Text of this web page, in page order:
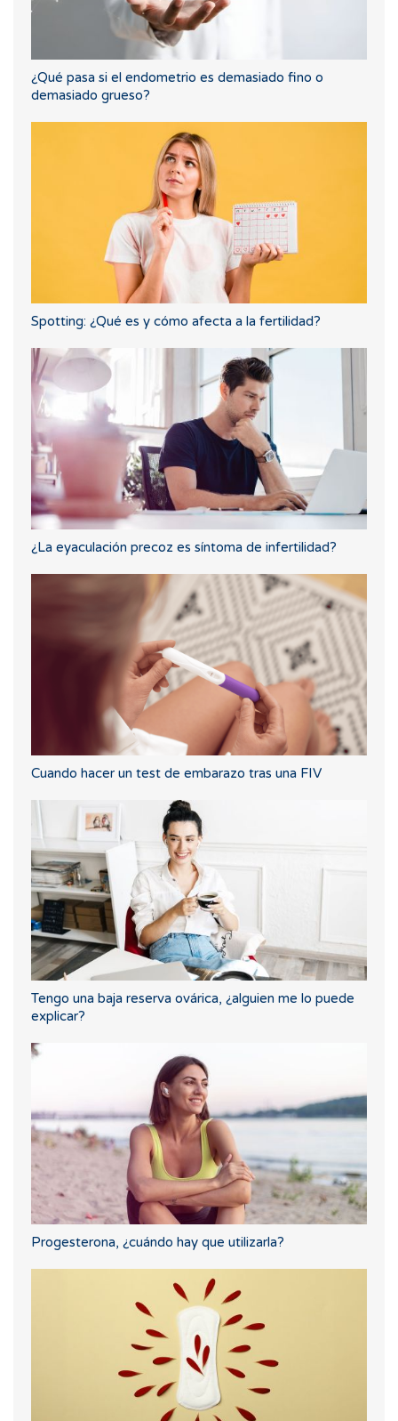
¿Qué pasa si el endometrio es demasiado fino o
demasiado grueso?
Spotting: ¿Qué es y cómo afecta a la fertilidad?
¿La eyaculación precoz es síntoma de infertilidad?
Cuando hacer un test de embarazo tras una FIV
Tengo una baja reserva ovárica, ¿alguien me lo puede
explicar?
Progesterona, ¿cuándo hay que utilizarla?